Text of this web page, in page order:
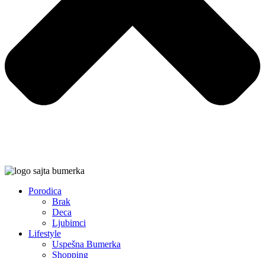
Porodica
Brak
Deca
Ljubimci
Lifestyle
Uspešna Bumerka
Shopping